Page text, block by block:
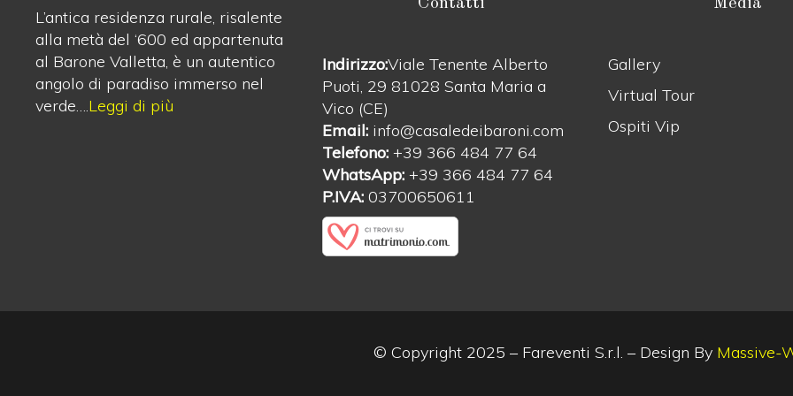
L’antica residenza rurale, risalente
alla metà del ‘600 ed appartenuta
al Barone Valletta, è un autentico
angolo di paradiso immerso nel
verde….Leggi di più
Contatti
Indirizzo:Viale Tenente Alberto
Puoti, 29 81028 Santa Maria a
Vico (CE)
Email: info@casaledeibaroni.com
Telefono: +39 366 484 77 64
WhatsApp: +39 366 484 77 64
P.IVA: 03700650611
Media
Gallery
Virtual Tour
Ospiti Vip
© Copyright 2025 – Fareventi S.r.l. – Design By Massive-